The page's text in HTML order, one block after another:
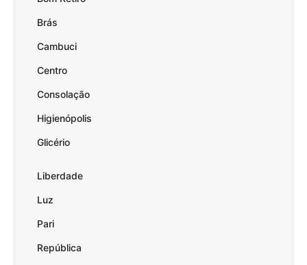
Brás
Cambuci
Centro
Consolação
Higienópolis
Glicério
Liberdade
Luz
Pari
República